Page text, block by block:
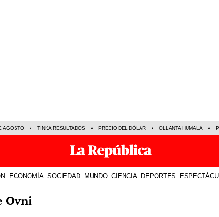
AGOSTO TINKA RESULTADOS PRECIO DEL DÓLAR OLLANTA HUMALA
ECONOMÍA SOCIEDAD MUNDO CIENCIA DEPORTES
Ovni